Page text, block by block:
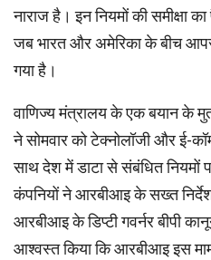
नाराज है। इन नियमों की समीक्षा
जब भारत और अमेरिका के बीच
गया है।
वाणिज्य मंत्रालय के एक बयान के
ने सोमवार को टेक्नोलॉजी और ई-
साथ देश में डाटा से संबंधित नियमों
कंपनियों ने आरबीआइ के सख्त
आरबीआइ के डिप्टी गवर्नर बीपी
आश्वस्त किया कि आरबीआइ इस